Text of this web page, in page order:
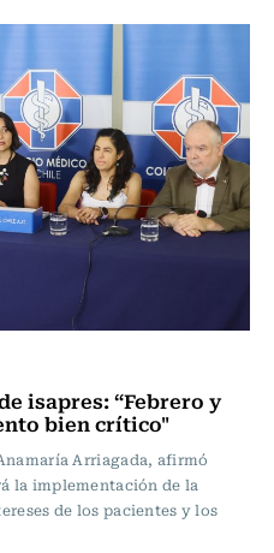
isapres: “Febrero y
bien crítico"
Arriagada, afirmó
la implementación de la
de los pacientes y los